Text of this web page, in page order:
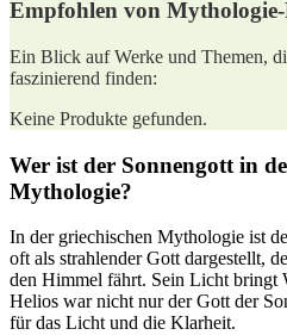
Empfohlen von
Ein Blick⁤ auf Werke und ⁤Themen,
faszinierend⁣ finden:
Keine Produkte gefunden.
Wer ist der Sonnengott in​
Mythologie?
In der griechischen ‍Mythologie ist
oft⁢ als strahlender Gott dargestellt,‌
den Himmel ​fährt.⁤ Sein Licht bringt
Helios war⁢ nicht‍ nur​ der⁢ Gott der⁢
⁤für das Licht und die Klarheit.